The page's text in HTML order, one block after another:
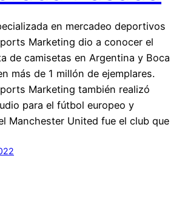
en mercadeo deportivos
Marketing dio a conocer el
de camisetas en Argentina y Boca
más de 1 millón de ejemplares.
Marketing también realizó
para el fútbol europeo y
Manchester United fue el club que